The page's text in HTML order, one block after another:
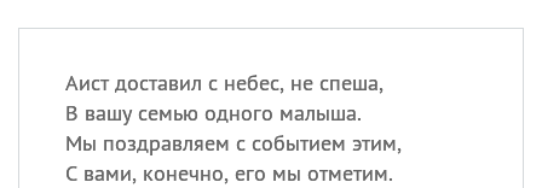
Аист доставил с небес, не спеша,
В вашу семью одного малыша.
Мы поздравляем с событием этим,
С вами, конечно, его мы отметим.
день
рисового пудинга
09.08 День Дымняшки
(Smokey Bear Day)